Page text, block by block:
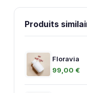
Produits
Floravia
99,00 €